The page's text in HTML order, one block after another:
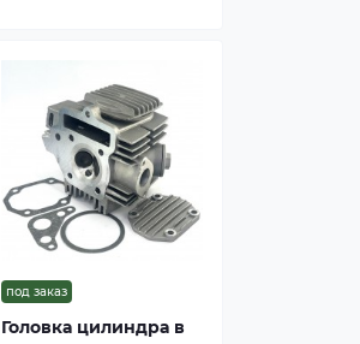
под заказ
Головка цилиндра в